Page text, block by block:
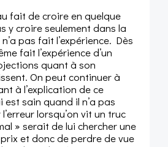
fait de croire en quelque
y croire seulement dans la
pas fait l’expérience. Dès
fait l’expérience d’un
quant à son
On peut continuer à
à l’explication de ce
est sain quand il n’a pas
lorsqu’on vit un truc
» serait de lui chercher une
et donc de perdre de vue